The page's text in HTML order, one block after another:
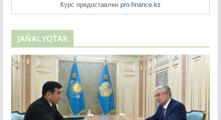
Курс предоставлен pro-finance.kz
JAŃALYQTAR